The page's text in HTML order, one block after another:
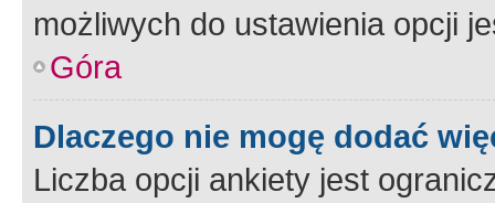
możliwych do ustawienia opcji
Góra
Dlaczego nie mogę dodać
Liczba opcji ankiety jest